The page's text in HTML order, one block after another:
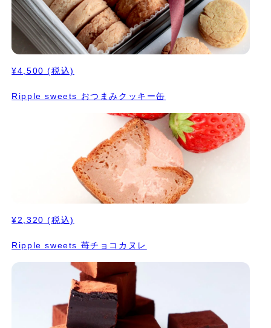
¥4,500 (税込)
Ripple sweets おつまみクッキー缶
¥2,320 (税込)
Ripple sweets 苺チョコカヌレ